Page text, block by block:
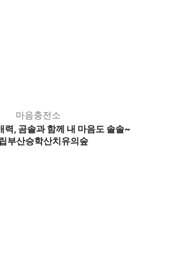
마음충전소
력, 곰솔과 함께 내 마음도 솔솔~
부산승학산치유의숲